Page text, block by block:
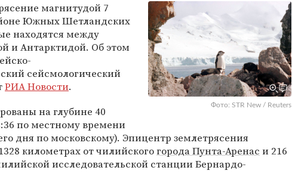
Фото: STR New / Reuters
магнитудой 7
Южных Шетландских
находятся между
и Антарктидой. Об этом
сейсмологический
РИА Новости.
на глубине 40
по местному времени
дня по московскому). Эпицентр землетрясения
километрах от чилийскогогорода Пунта-Аренас и 216
исследовательской станции Бернардо-